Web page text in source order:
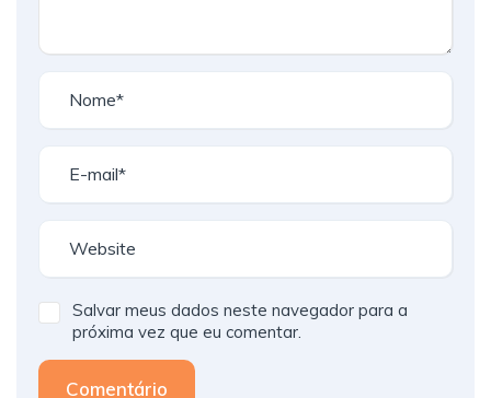
Salvar meus dados neste navegador para a
próxima vez que eu comentar.
Comentário